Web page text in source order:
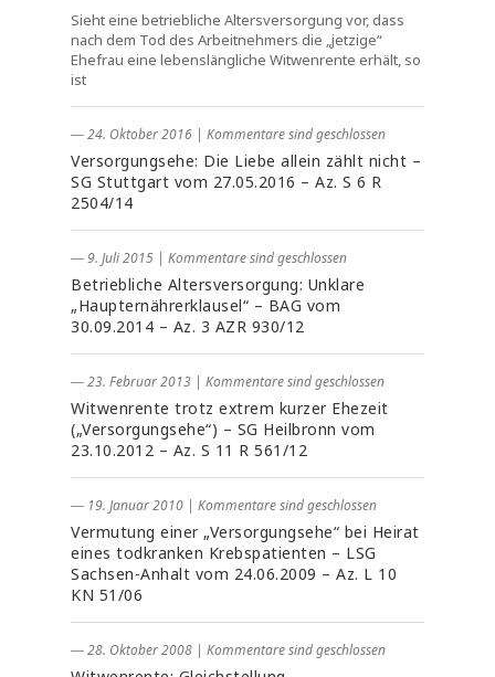
Sieht eine betriebliche Altersversorgung vor, dass
nach dem Tod des Arbeitnehmers die „jetzige“
Ehefrau eine lebenslängliche Witwenrente erhält, so
ist
― 24. Oktober 2016 | Kommentare sind geschlossen
Versorgungsehe: Die Liebe allein zählt nicht –
SG Stuttgart vom 27.05.2016 – Az. S 6 R
2504/14
― 9. Juli 2015 | Kommentare sind geschlossen
Betriebliche Altersversorgung: Unklare
„Haupternährerklausel“ – BAG vom
30.09.2014 – Az. 3 AZR 930/12
― 23. Februar 2013 | Kommentare sind geschlossen
Witwenrente trotz extrem kurzer Ehezeit
(„Versorgungsehe“) – SG Heilbronn vom
23.10.2012 – Az. S 11 R 561/12
― 19. Januar 2010 | Kommentare sind geschlossen
Vermutung einer „Versorgungsehe“ bei Heirat
eines todkranken Krebspatienten – LSG
Sachsen-Anhalt vom 24.06.2009 – Az. L 10
KN 51/06
― 28. Oktober 2008 | Kommentare sind geschlossen